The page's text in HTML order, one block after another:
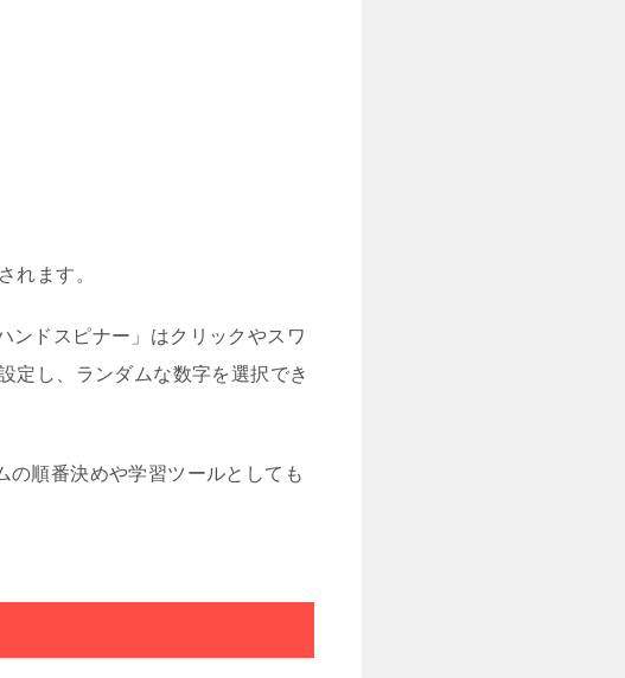
れます。
ンドスピナー」はクリックやスワ
定し、ランダムな数字を選択でき
順番決めや学習ツールとしても